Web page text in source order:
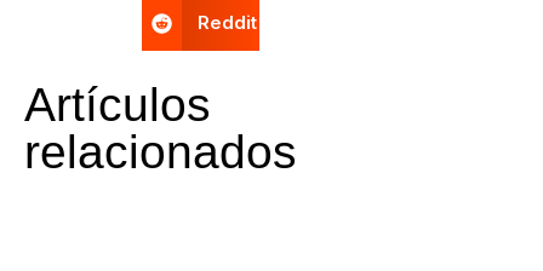
Reddit
Artículos
relacionados